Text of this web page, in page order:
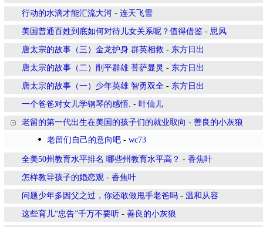
行动的水滴才能汇流大河 - 连天飞雪
美国普通百姓到底如何对待儿女关系呢？值得借鉴 - 思风
唐太宗的故事（三）金龙护身 群英相救 - 东方日出
唐太宗的故事（二）削平群雄 菩萨显灵 - 东方日出
唐太宗的故事（一）少年英雄 智勇双全 - 东方日出
一个爸爸对女儿学钢琴的感悟. - 叶仙儿
老留的第一代出生在美国的孩子们的就业取向 - 善良的小灰狼
老留们自己的意向吧 - wc73
全美50州教育水平排名 哪些州教育水平高？ - 香焦叶
怎样教导孩子的婚恋观 - 香焦叶
问题少年多因父之过，你还敢做甩手老爸吗 - 温和从容
这些育儿“忠告”千万不要听 - 善良的小灰狼